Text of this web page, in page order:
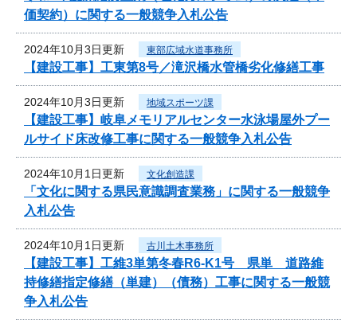
価契約）に関する一般競争入札公告
2024年10月3日更新 東部広域水道事務所
【建設工事】工東第8号／滝沢橋水管橋劣化修繕工事
2024年10月3日更新 地域スポーツ課
【建設工事】岐阜メモリアルセンター水泳場屋外プー
ルサイド床改修工事に関する一般競争入札公告
2024年10月1日更新 文化創造課
「文化に関する県民意識調査業務」に関する一般競争
入札公告
2024年10月1日更新 古川土木事務所
【建設工事】工維3単第冬春R6-K1号 県単 道路維
持修繕指定修繕（単建）（債務）工事に関する一般競
争入札公告